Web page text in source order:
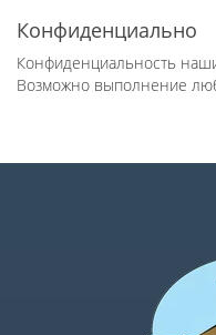
Конфиденциально
Конфиденциальность
Возможно выполнение